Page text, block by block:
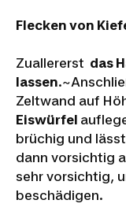
Flecken von
Zuallererst das
lassen
Zeltwand auf
Eiswürfel
brüchig und
dann vorsichtig
sehr vorsichtig,
beschädigen.